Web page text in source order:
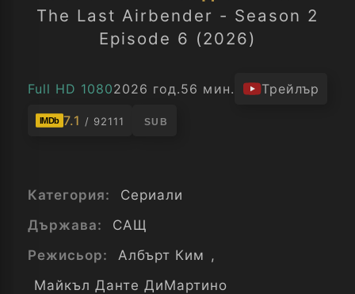
The Last Airbender - Season 2
Episode 6 (2026)
Full HD 10802026 год.56 мин. Трейлър
IMDb 7.1 / 92111 SUB
Категория:
Сериали
Държава:
САЩ
Режисьор:
Албърт Ким ,
Майкъл Данте ДиМартино